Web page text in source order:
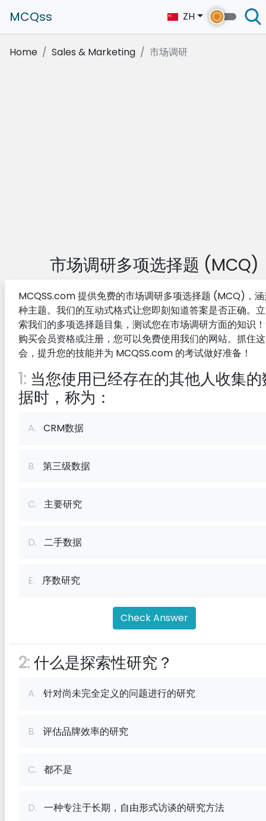
MCQss ZH
Home Sales & Marketing 市场调研
市场调研多项选择题 (MCQ)
MCQSS.com 提供免费的市场调研多项选择题 (MCQ)，
种主题。我们的互动式格式让您即刻知道答案是否正确。
索我们的多项选择题目集，测试您在市场调研方面的知识
购买会员资格或注册，您可以免费使用我们的网站。抓住
会，提升您的技能并为 MCQSS.com 的考试做好准备！
1: 当您使用已经存在的其他人收集的
据时，称为：
A. CRM数据
B. 第三级数据
C. 主要研究
D. 二手数据
E. 序数研究
Check Answer
2:什么是探索性研究？
A. 针对尚未完全定义的问题进行的研究
B. 评估品牌效率的研究
C. 都不是
D. 一种专注于长期，自由形式访谈的研究方法